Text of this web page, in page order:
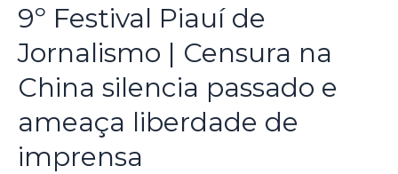
9º Festival Piauí de
Jornalismo | Censura na
China silencia passado e
ameaça liberdade de
imprensa